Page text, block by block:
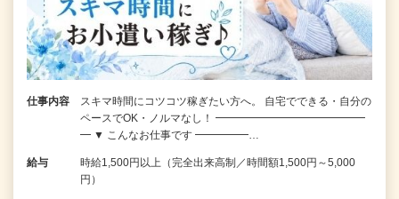
仕事内容
スキマ時間にコツコツ稼ぎたい方へ。 自宅でできる・自分の
ペースでOK・ノルマなし！ ━━━━━━━━━━━━━━
━ ▼ こんなお仕事です ━━━━━…
給与
時給1,500円以上（完全出来高制／時間額1,500円～5,000
円）